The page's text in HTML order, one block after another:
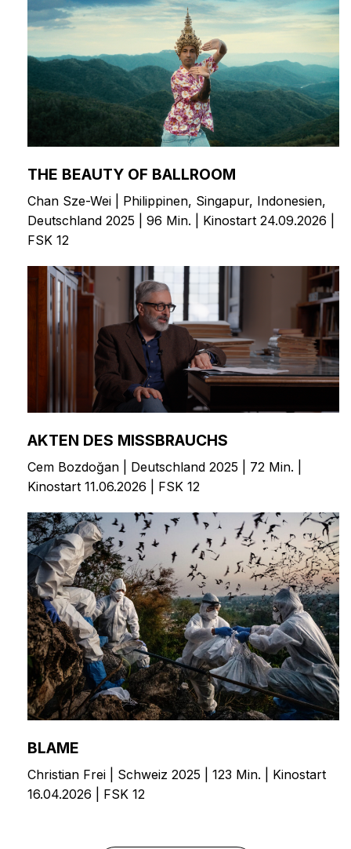
THE BEAUTY OF BALLROOM
Chan Sze-Wei | Philippinen, Singapur, Indonesien,
Deutschland 2025 | 96 Min. | Kinostart 24.09.2026 |
FSK 12
AKTEN DES MISSBRAUCHS
Cem Bozdoğan | Deutschland 2025 | 72 Min. |
Kinostart 11.06.2026 | FSK 12
BLAME
Christian Frei | Schweiz 2025 | 123 Min. | Kinostart
16.04.2026 | FSK 12